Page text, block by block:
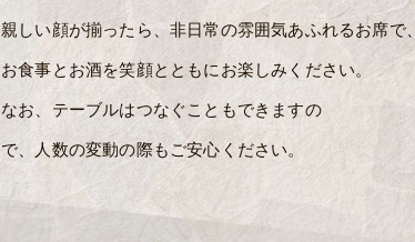
親しい顔が揃ったら、非日常の雰囲気あふれるお席で、
お食事とお酒を笑顔とともにお楽しみください。
なお、テーブルはつなぐこともできますの
で、人数の変動の際もご安心ください。